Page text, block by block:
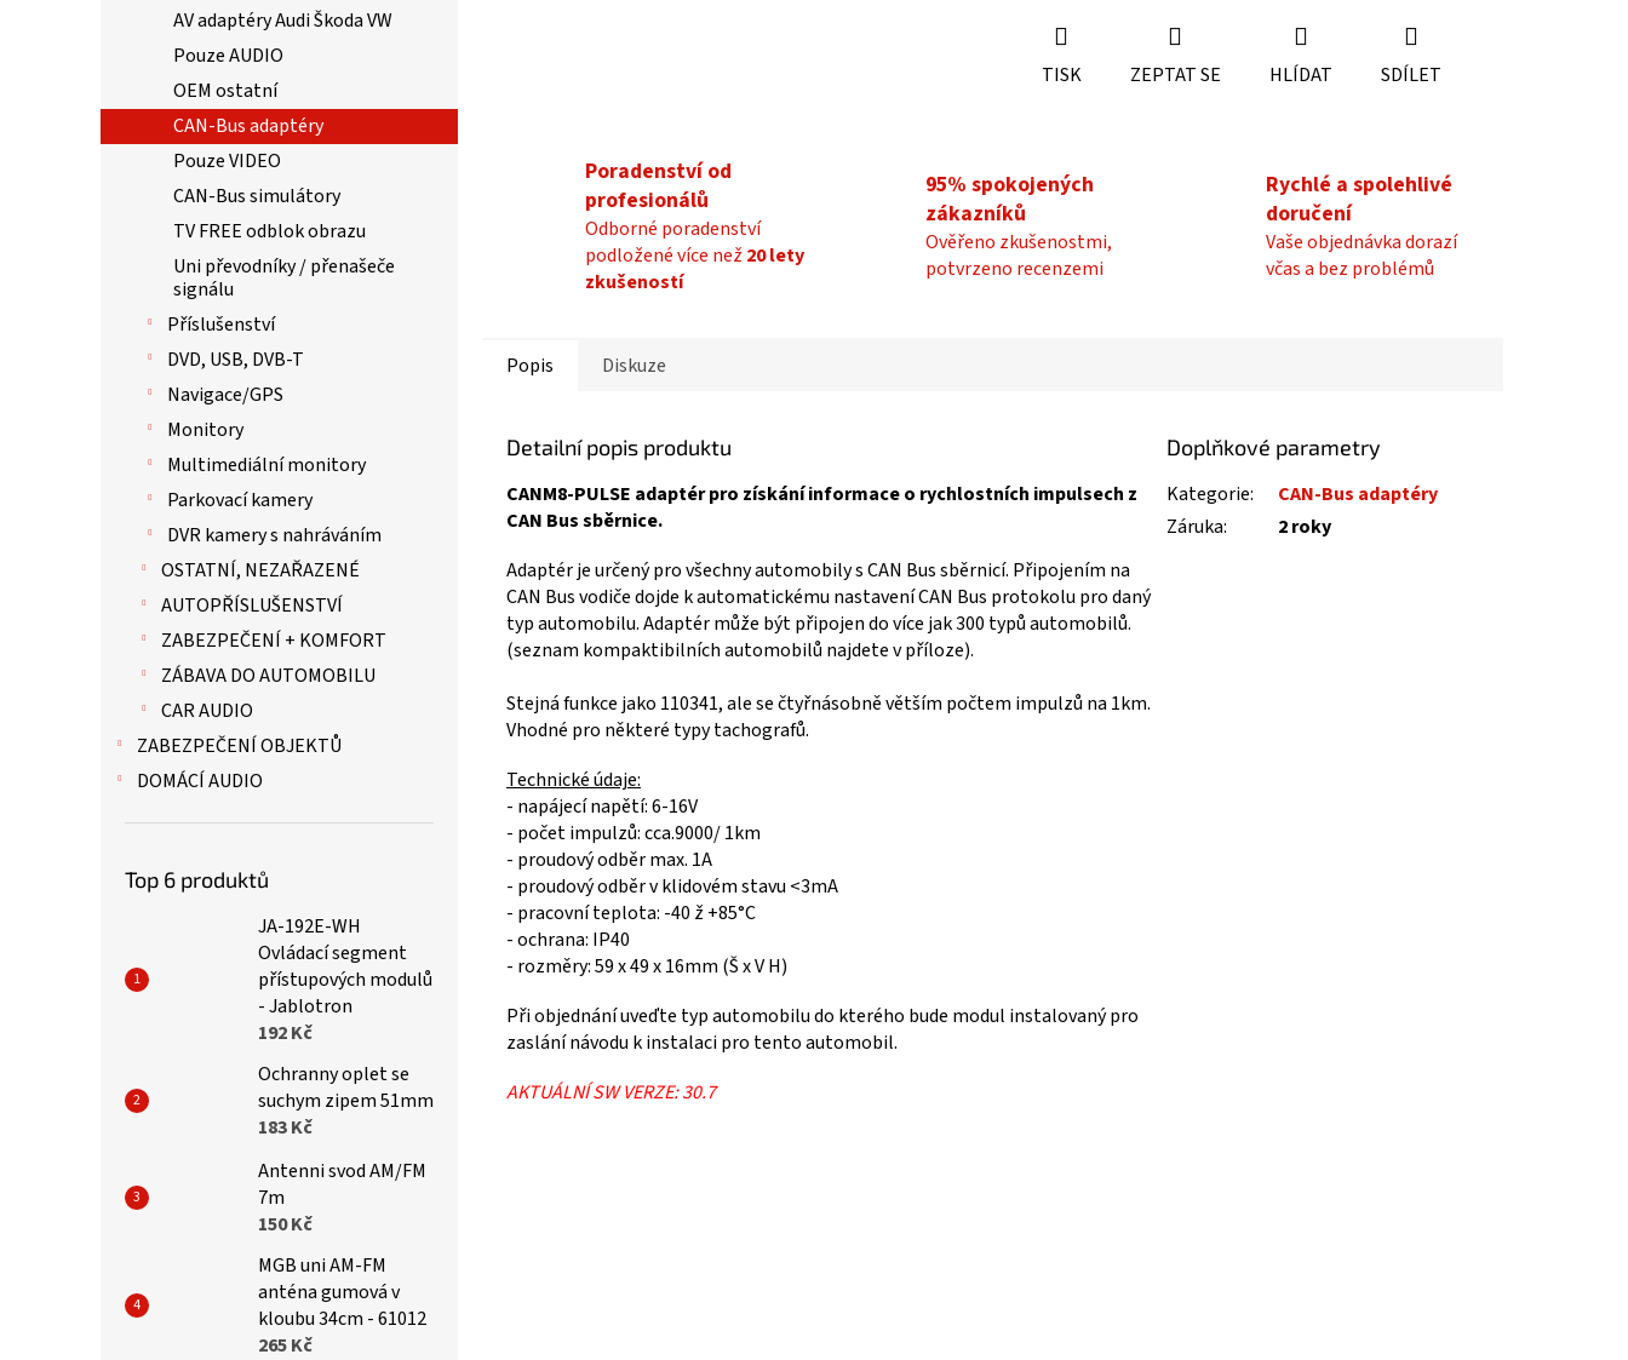
AV adaptéry Audi Škoda VW
Pouze AUDIO
OEM ostatní
CAN-Bus adaptéry
Pouze VIDEO
CAN-Bus simulátory
TV FREE odblok obrazu
Uni převodníky / přenašeče
signálu
Příslušenství
DVD, USB, DVB-T
Navigace/GPS
Monitory
Multimediální monitory
Parkovací kamery
DVR kamery s nahráváním
OSTATNÍ, NEZAŘAZENÉ
AUTOPŘÍSLUŠENSTVÍ
ZABEZPEČENÍ + KOMFORT
ZÁBAVA DO AUTOMOBILU
CAR AUDIO
ZABEZPEČENÍ OBJEKTŮ
DOMÁCÍ AUDIO
Top 6 produktů
JA-192E-WH
Ovládací segment
přístupových modulů
- Jablotron
192 Kč
Ochranny oplet se
suchym zipem 51mm
183 Kč
Antenni svod AM/FM
7m
150 Kč
MGB uni AM-FM
anténa gumová v
kloubu 34cm - 61012
265 Kč
TISK ZEPTAT SE HLÍDAT SDÍLET
Poradenství od
profesionálů
Odborné poradenství
podložené více než 20 lety
zkušeností
95% spokojených
zákazníků
Ověřeno zkušenostmi,
potvrzeno recenzemi
Rychlé a spolehlivé
doručení
Vaše objednávka dorazí
včas a bez problémů
Popis Diskuze
Detailní popis produktu
CANM8-PULSE adaptér pro získání informace o rychlostních impulsech z
CAN Bus sběrnice.
Adaptér je určený pro všechny automobily s CAN Bus sběrnicí. Připojením na
CAN Bus vodiče dojde k automatickému nastavení CAN Bus protokolu pro daný
typ automobilu. Adaptér může být připojen do více jak 300 typů automobilů.
(seznam kompaktibilních automobilů najdete v příloze).
Stejná funkce jako 110341, ale se čtyřnásobně větším počtem impulzů na 1km.
Vhodné pro některé typy tachografů.
Technické údaje:
- napájecí napětí: 6-16V
- počet impulzů: cca.9000/ 1km
- proudový odběr max. 1A
- proudový odběr v klidovém stavu <3mA
- pracovní teplota: -40 ž +85°C
- ochrana: IP40
- rozměry: 59 x 49 x 16mm (Š x V H)
Při objednání uveďte typ automobilu do kterého bude modul instalovaný pro
zaslání návodu k instalaci pro tento automobil.
AKTUÁLNÍ SW VERZE: 30.7
Doplňkové parametry
Kategorie:
CAN-Bus adaptéry
Záruka: 2 roky